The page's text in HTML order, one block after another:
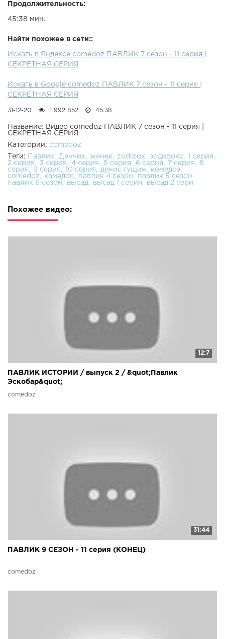
Продолжительность:
45:38 мин.
Найти похожее в сети::
Искать в Яндексе comedoz ПАВЛИК 7 сезон - 11 серия |
СЕКРЕТНАЯ СЕРИЯ
Искать в Google comedoz ПАВЛИК 7 сезон - 11 серия |
СЕКРЕТНАЯ СЕРИЯ
31-12-20 1 992 852 45:38
Название: Видео comedoz ПАВЛИК 7 сезон - 11 серия |
СЕКРЕТНАЯ СЕРИЯ
Категории: comedoz
Теги:
Павлик Денчик женек zodibox зодибокс
1 серия
2 серия
3 серия 4 серия 5 серия 6 серия 7 серия
8
серия
9 серия 10 серия денис гущин
комедоз
comedoz
камедос павлик 4 сезон
павлик 5 сезон
павлик 6 сезон
высад высад 1 серия высад 2 сери
Похожее видео:
12:7
ПАВЛИК ИСТОРИИ / выпуск 2 / &quot;Павлик
Эскобар&quot;
comedoz
31:44
ПАВЛИК 9 СЕЗОН - 11 серия (КОНЕЦ)
comedoz